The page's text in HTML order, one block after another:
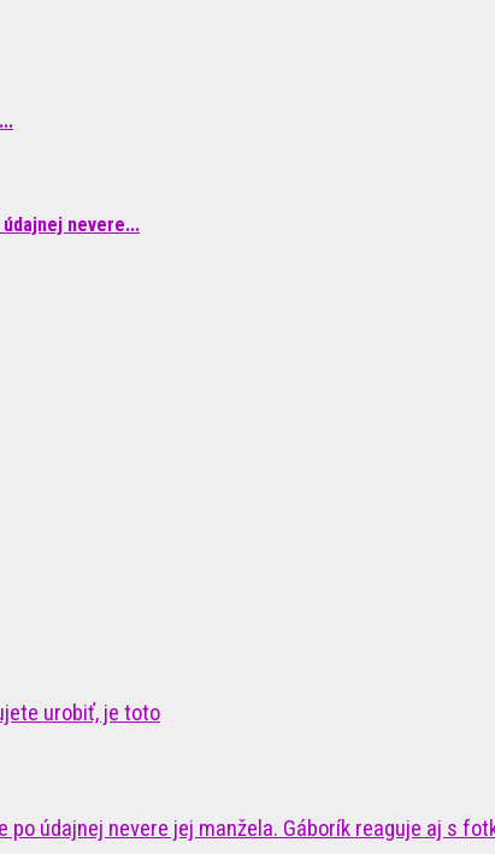
nevere...
urobiť, je toto
údajnej nevere jej manžela. Gáborík reaguje aj s